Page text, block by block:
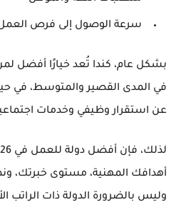
سرعة الوصول إلى فرص
بشكل عام، كندا تُعد خيارًا أفضل
في المدى القصير والمتوسط، في
عن استقرار وظيفي وخدمات
أهدافك المهنية، مستوى خبرتك،
وليس بالضرورة الدولة ذات الراتب